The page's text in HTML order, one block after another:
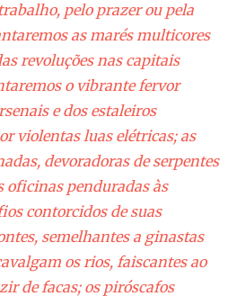
pelo prazer ou pela
as marés multicores
revoluções nas capitais
o vibrante fervor
e dos estaleiros
violentas luas elétricas; as
devoradoras de serpentes
oficinas penduradas às
contorcidos de suas
semelhantes a ginastas
os rios, faiscantes ao
de facas; os piróscafos